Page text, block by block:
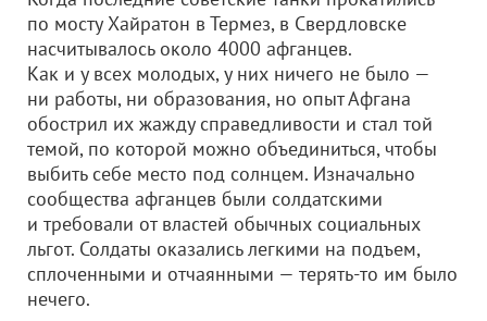
по мосту Хайратон в Термез, в Свердловске
насчитывалось около 4000 афганцев.
Как и у всех молодых, у них ничего не было —
ни работы, ни образования, но опыт Афгана
обострил их жажду справедливости и стал той
темой, по которой можно объединиться, чтобы
выбить себе место под солнцем. Изначально
сообщества афганцев были солдатскими
и требовали от властей обычных социальных
льгот. Солдаты оказались легкими на подъем,
сплоченными и отчаянными — терять-то им было
нечего.